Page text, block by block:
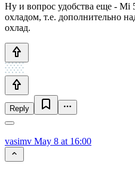
Ну и вопрос удобства еще - Mi
охладом, т.е. дополнительно
охлад.
Reply
vasimv May 8 at 16:00